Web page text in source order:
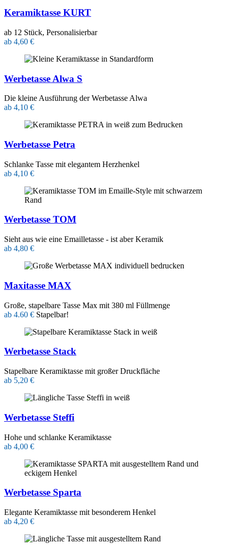
Keramiktasse KURT
ab 12 Stück, Personalisierbar
ab 4,60 €
Werbetasse Alwa S
Die kleine Ausführung der Werbetasse Alwa
ab 4,10 €
Werbetasse Petra
Schlanke Tasse mit elegantem Herzhenkel
ab 4,10 €
Werbetasse TOM
Sieht aus wie eine Emailletasse - ist aber Keramik
ab 4,80 €
Maxitasse MAX
Große, stapelbare Tasse Max mit 380 ml Füllmenge
ab 4.60 € Stapelbar!
Werbetasse Stack
Stapelbare Keramiktasse mit großer Druckfläche
ab 5,20 €
Werbetasse Steffi
Hohe und schlanke Keramiktasse
ab 4,00 €
Werbetasse Sparta
Elegante Keramiktasse mit besonderem Henkel
ab 4,20 €